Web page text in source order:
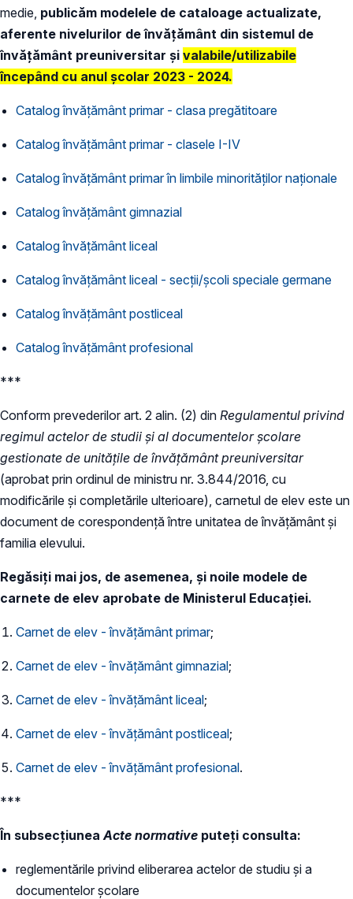
medie, publicăm modelele de cataloage actualizate,
aferente nivelurilor de învățământ din sistemul de
învățământ preuniversitar și valabile/utilizabile
începând cu anul școlar 2023 - 2024.
Catalog învățământ primar - clasa pregătitoare
Catalog învățământ primar - clasele I-IV
Catalog învățământ primar în limbile minorităților naționale
Catalog învățământ gimnazial
Catalog învățământ liceal
Catalog învățământ liceal - secții/școli speciale germane
Catalog învățământ postliceal
Catalog învățământ profesional
***
Conform prevederilor art. 2 alin. (2) din Regulamentul privind
regimul actelor de studii și al documentelor școlare
gestionate de unitățile de învățământ preuniversitar
(aprobat prin ordinul de ministru nr. 3.844/2016, cu
modificările și completările ulterioare), carnetul de elev este un
document de corespondență între unitatea de învățământ și
familia elevului.
Regăsiți mai jos, de asemenea, și noile modele de
carnete de elev aprobate de Ministerul Educației.
Carnet de elev - învățământ primar;
Carnet de elev - învățământ gimnazial;
Carnet de elev - învățământ liceal;
Carnet de elev - învățământ postliceal;
Carnet de elev - învățământ profesional.
***
În subsecțiunea Acte normative puteți consulta:
reglementările privind eliberarea actelor de studiu și a
documentelor școlare